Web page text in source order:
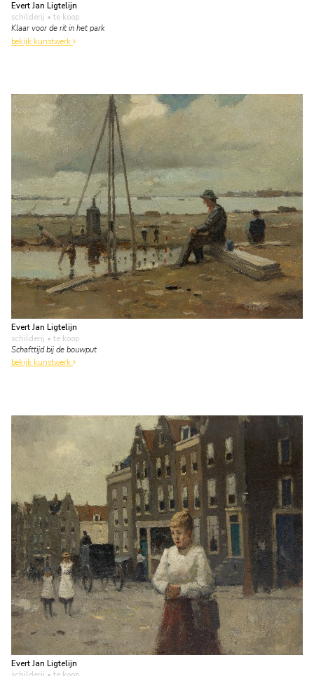
Evert Jan Ligtelijn
schilderij • te koop
Klaar voor de rit in het park
bekijk kunstwerk
Evert Jan Ligtelijn
schilderij • te koop
Schafttijd bij de bouwput
bekijk kunstwerk
Evert Jan Ligtelijn